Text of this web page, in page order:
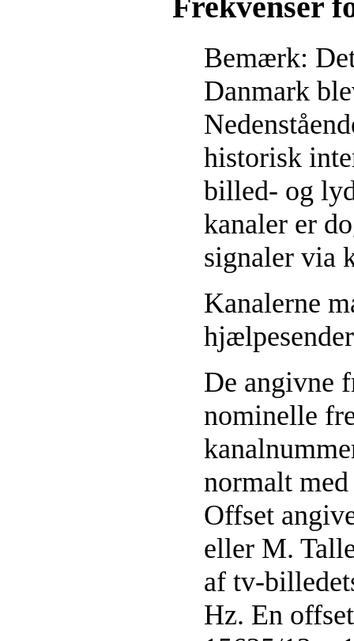
Bemærk:
Danmark
historisk
billed- og
kanaler er
signaler via
Kanalerne
De angivne
nominelle
normalt
Offset
eller M.
af tv-
Hz. En